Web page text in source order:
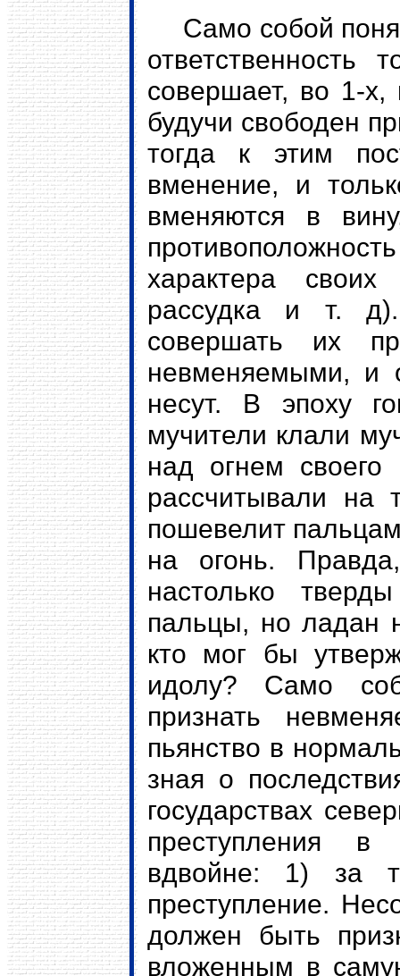
Само собой
ответственность
совершает, во 1-х,
будучи свободен
тогда к этим
вменение, и
вменяются в
характера
рассудка и т.
совершать их
невменяемыми, и
несут. В эпоху
мучители клали
над огнем
рассчитывали на
пошевелит
на огонь.
настолько
пальцы, но ладан
кто мог бы
идолу? Само
признать
пьянство в
зная о
государствах
преступления в
вдвойне: 1) за
преступление.
должен быть
вложенным в